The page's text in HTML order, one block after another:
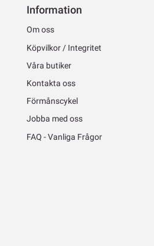
Information
Om oss
Köpvilkor / Integritet
Våra butiker
Kontakta oss
Förmånscykel
Jobba med oss
FAQ - Vanliga Frågor